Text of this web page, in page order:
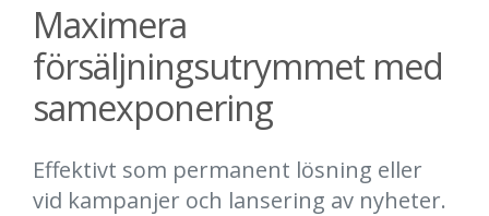
Maximera
försäljningsutrymmet med
samexponering
Effektivt som permanent lösning eller
vid kampanjer och lansering av nyheter.